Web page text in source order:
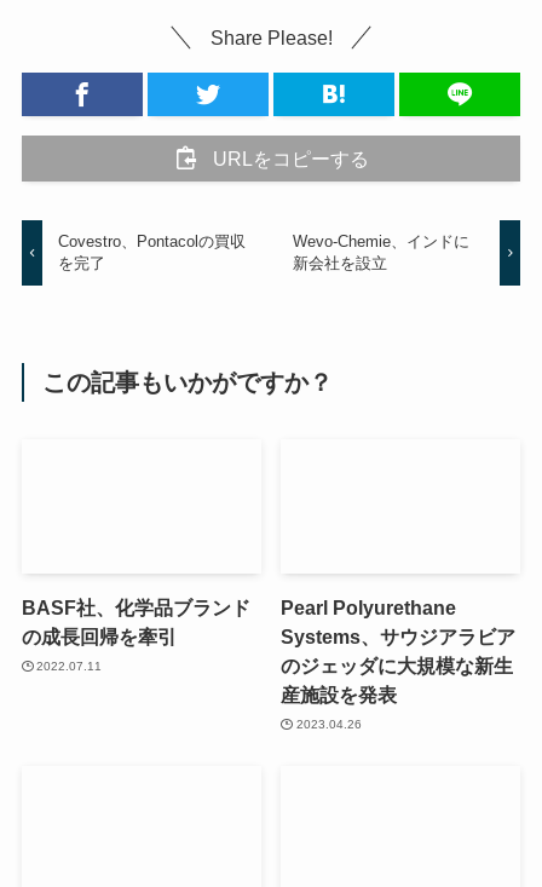
Share Please!
URLをコピーする
Covestro、Pontacolの買収
を完了
Wevo-Chemie、インドに
新会社を設立
この記事もいかがですか？
BASF社、化学品ブランド
の成長回帰を牽引
2022.07.11
Pearl Polyurethane
Systems、サウジアラビア
のジェッダに大規模な新生
産施設を発表
2023.04.26